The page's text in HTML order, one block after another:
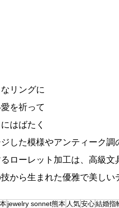
リングに
を祈って
はばたく
した模様やアンティーク
ローレット加工は、高級
から生まれた優雅で美しい
jewelry sonnet熊本 人気安心結婚指